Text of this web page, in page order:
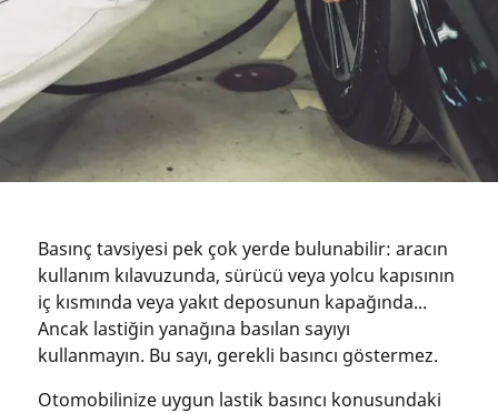
Basınç tavsiyesi pek çok yerde bulunabilir: aracın
kullanım kılavuzunda, sürücü veya yolcu kapısının
iç kısmında veya yakıt deposunun kapağında...
Ancak lastiğin yanağına basılan sayıyı
kullanmayın. Bu sayı, gerekli basıncı göstermez.
Otomobilinize uygun lastik basıncı konusundaki